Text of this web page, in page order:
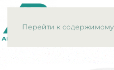
Перейти к содержимому